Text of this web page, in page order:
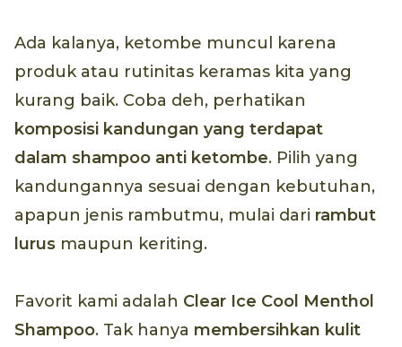
Ada kalanya, ketombe muncul karena
produk atau rutinitas keramas kita yang
kurang baik. Coba deh, perhatikan
komposisi kandungan yang terdapat
dalam shampoo anti ketombe. Pilih yang
kandungannya sesuai dengan kebutuhan,
apapun jenis rambutmu, mulai dari rambut
lurus maupun keriting.
Favorit kami adalah Clear Ice Cool Menthol
Shampoo. Tak hanya membersihkan kulit